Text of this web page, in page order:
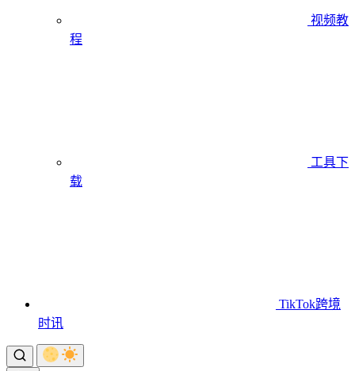
视频教
程
工具下
载
TikTok跨境
时讯